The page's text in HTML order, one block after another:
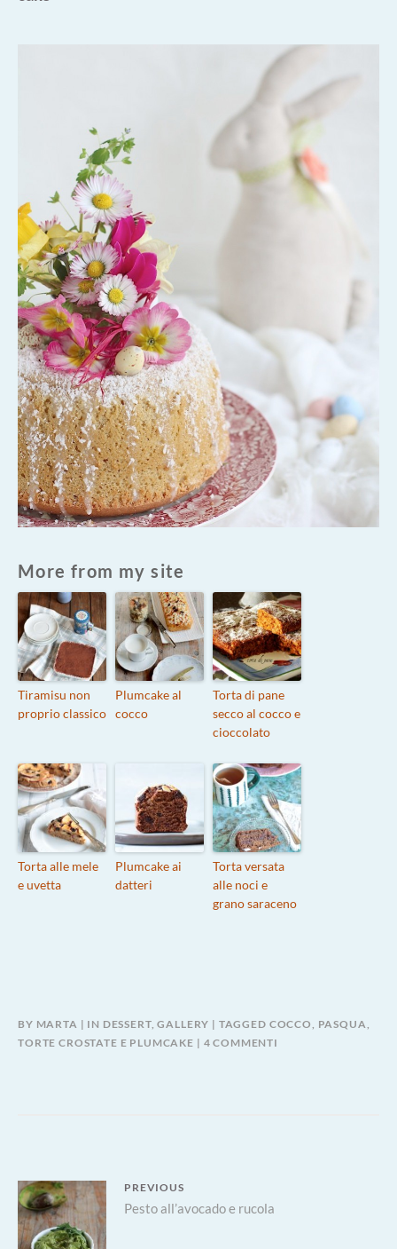
More from my site
Tiramisu non
proprio classico
Plumcake al
cocco
Torta di pane
secco al cocco e
cioccolato
Torta alle mele
e uvetta
Plumcake ai
datteri
Torta versata
alle noci e
grano saraceno
BY MARTA IN DESSERT,GALLERY TAGGED COCCO PASQUA
TORTE CROSTATE E PLUMCAKE
4 COMMENTI
Navigazione
articoli
PREVIOUS
Previous
post:
Pesto all’avocado e rucola